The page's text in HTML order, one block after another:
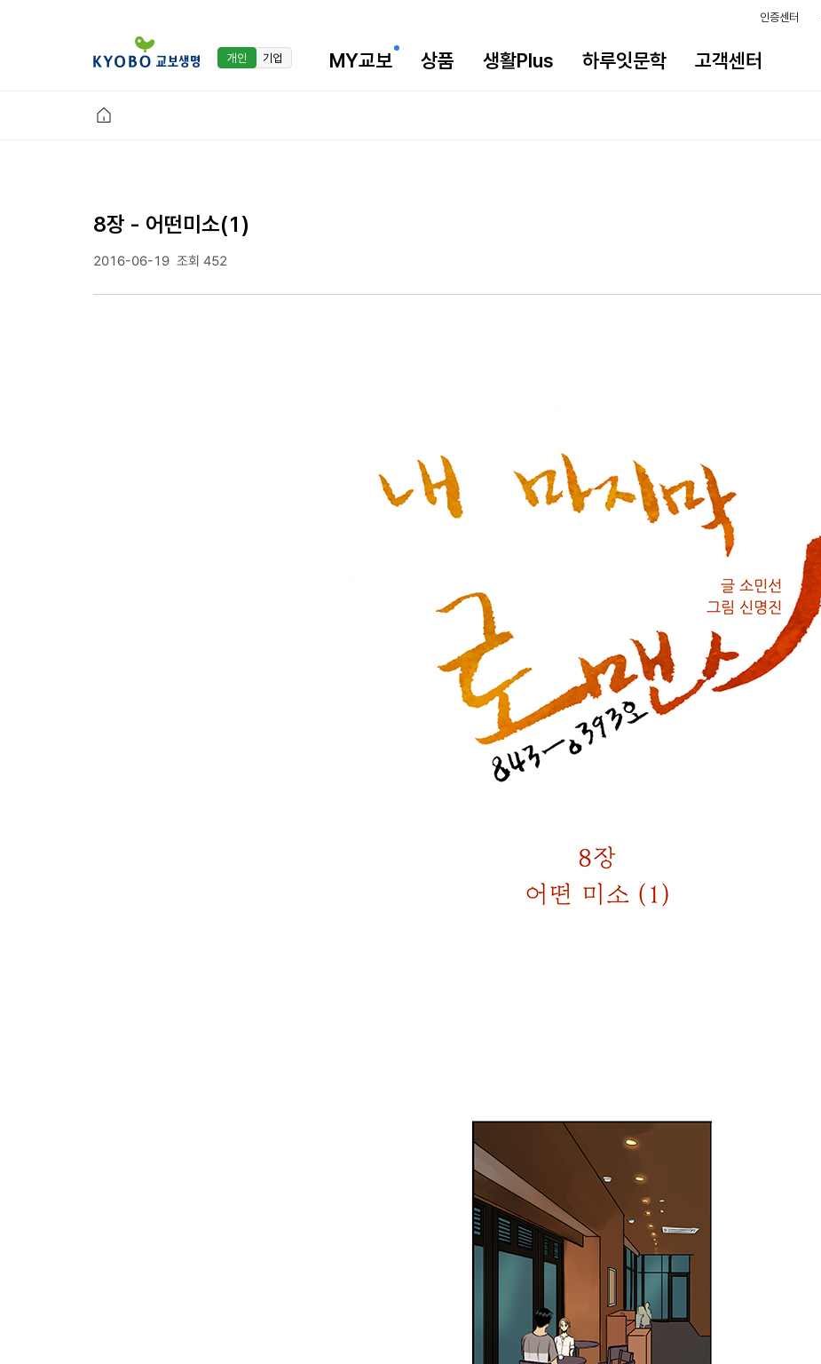
인증센터
개인 기업 MY교보 상품 생활Plus 하루잇문학 고객센터
8장 - 어떤미소(1)
2016-06-19 조회 452